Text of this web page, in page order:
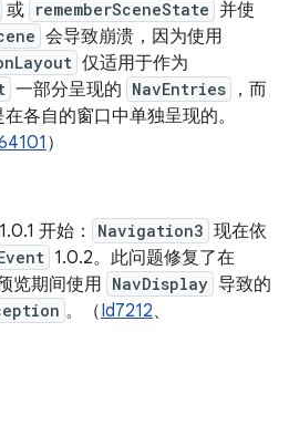
或 rememberSceneState 并使
会导致崩溃，因为使用
仅适用于作为
一部分呈现的 NavEntries ，而
在各自的窗口中单独呈现的。
）
1.0.1 开始： Navigation3 现在依
1.0.2。此问题修复了在
览期间使用 NavDisplay 导致的
。（Id7212、